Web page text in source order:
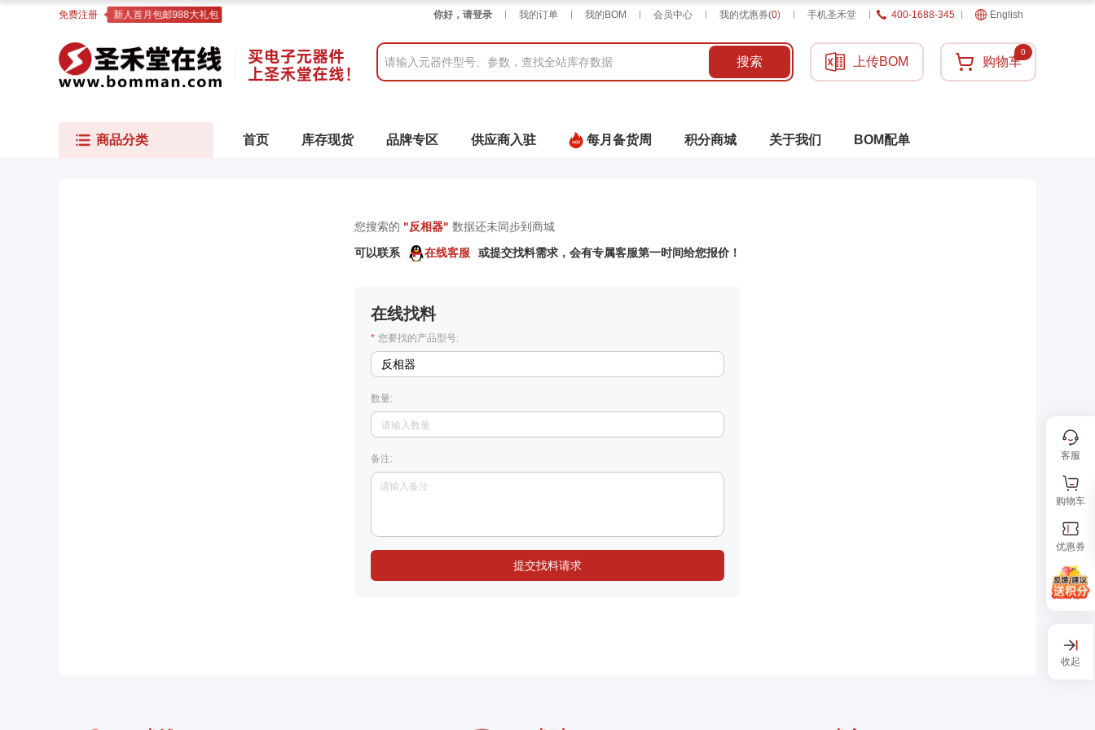
免费注册 新人首月包邮988大礼包 你好，请登录 我的订单 我的BOM 会员中心 我的优惠券(0) 手机圣禾堂 400-1688-345 English
搜索 上传BOM 购物车
0
商品分类 首页 库存现货 品牌专区 供应商入驻 每月备货周 积分商城 关于我们 BOM配单
您搜索的 "反相器" 数据还未同步到商城
可以联系
在线客服 或提交找料需求，会有专属客服第一时间给您报价！
在线找料
* 您要找的产品型号:
数量:
备注:
提交找料请求
客服
购物车
优惠券
收起